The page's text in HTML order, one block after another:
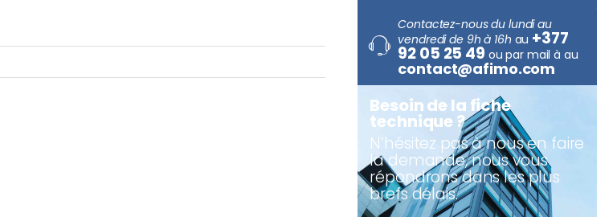
Contactez-nous du lundi au
vendredi de 9h à 16h au +377
92 05 25 49 ou par mail à au
contact@afimo.com
Besoin de la fiche
technique ?
N’hésitez pas à nous en faire
la demande, nous vous
répondrons dans les plus
brefs délais.